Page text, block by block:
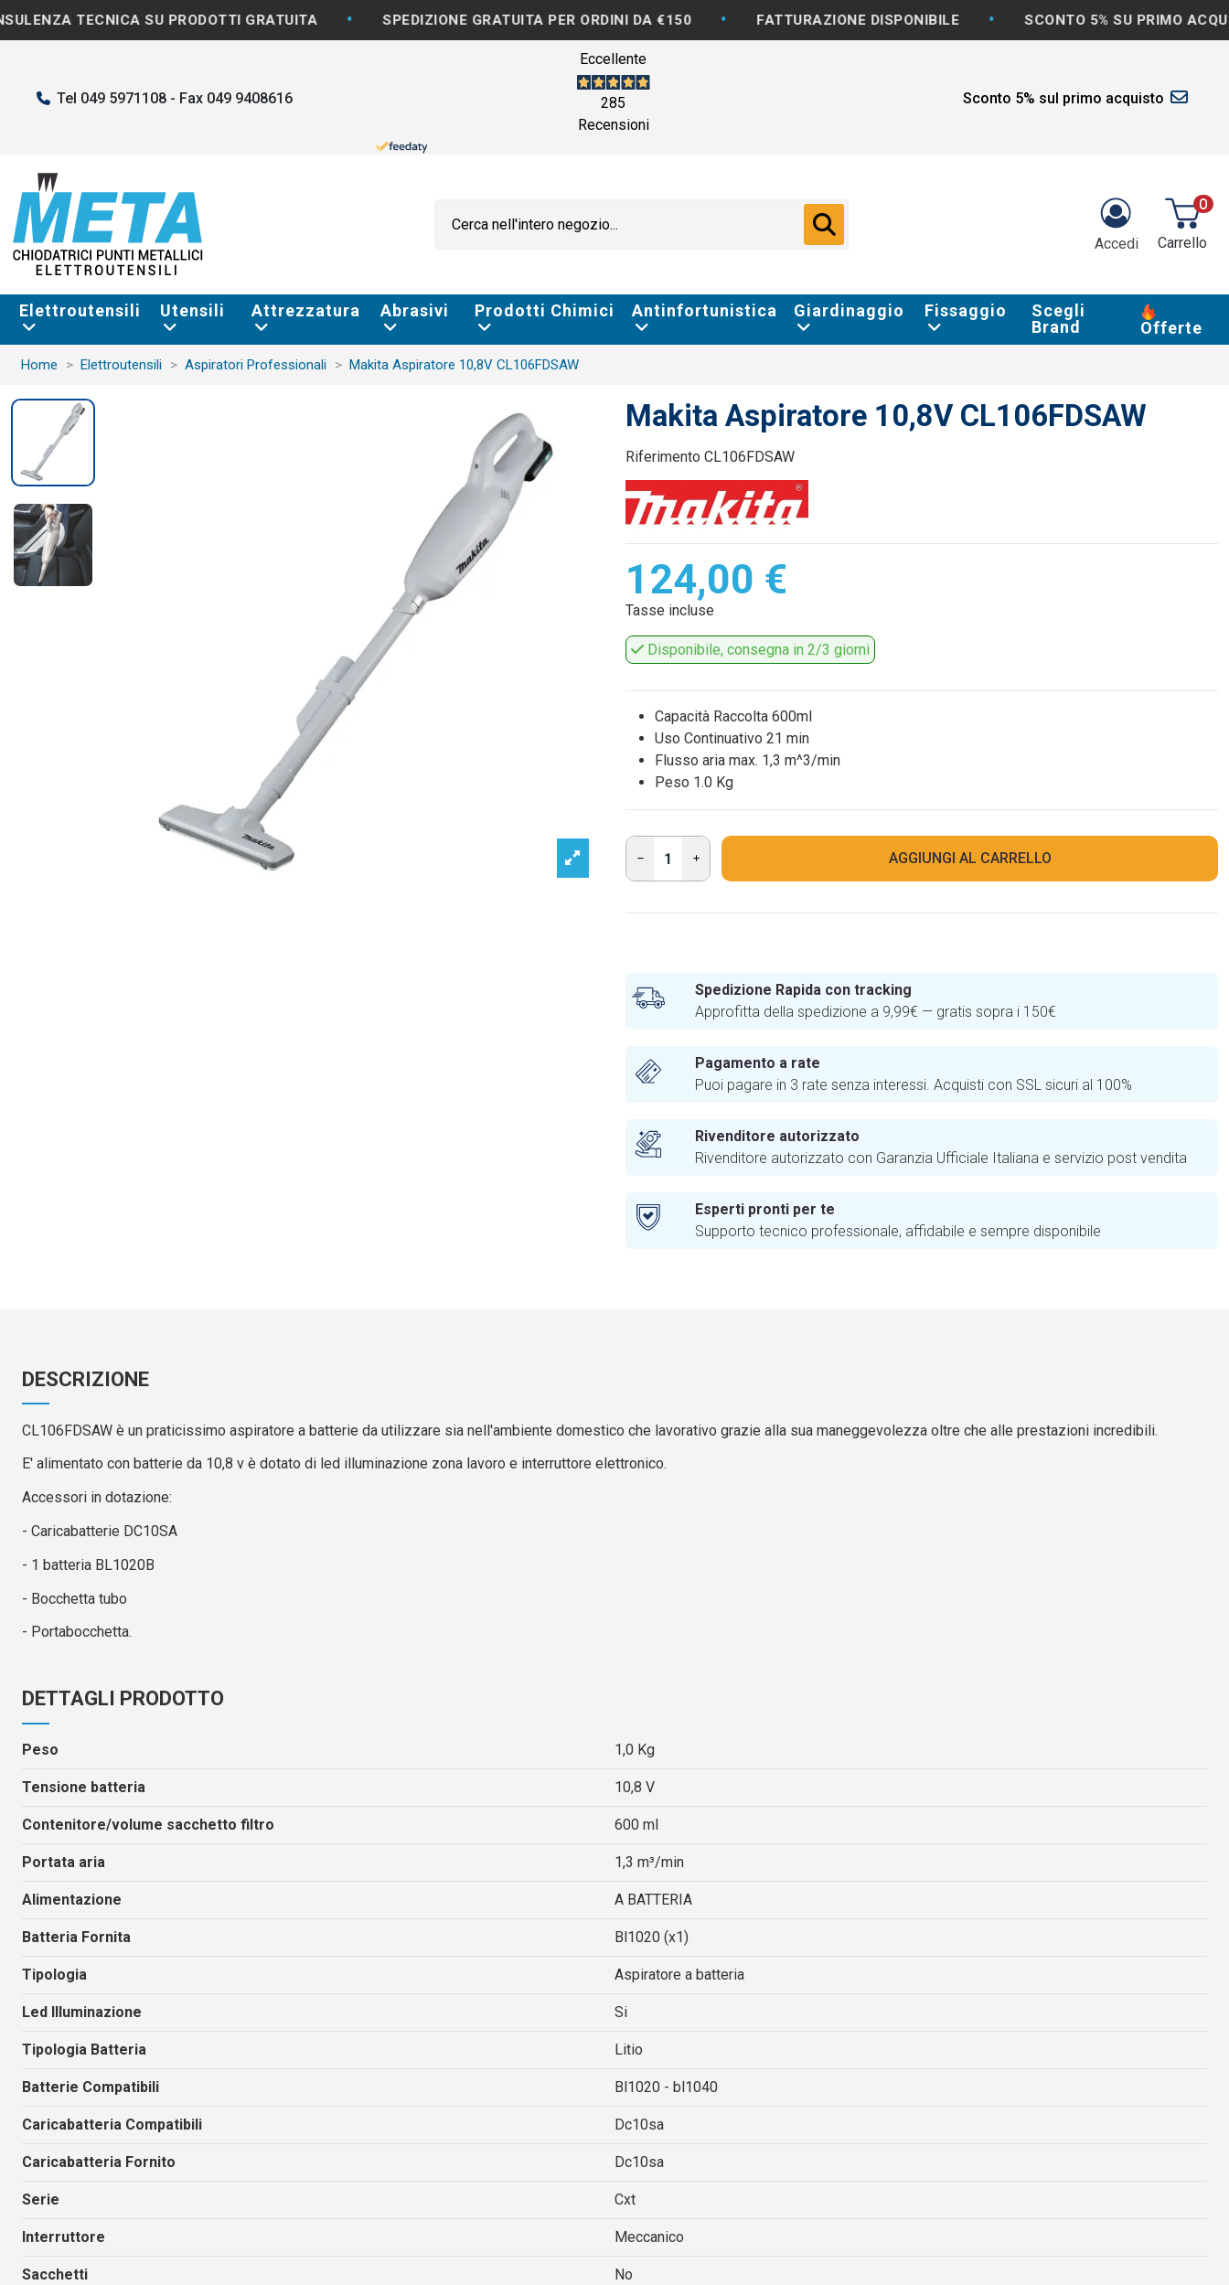
TECNICA SU PRODOTTI GRATUITA • SPEDIZIONE GRATUITA PER ORDINI DA €150 • FATTURAZIONE DISPONIBILE • SCONTO 5% SU PRIMO ACQUISTO •
Tel 049 5971108 - Fax 049 9408616
Eccellente
285
Recensioni
Sconto 5% sul primo acquisto
Accedi
0
Carrello
Elettroutensili Utensili Attrezzatura Abrasivi Prodotti Chimici Antinfortunistica Giardinaggio Fissaggio
Scegli
Brand
Offerte
Home Elettroutensili Aspiratori Professionali Makita Aspiratore 10,8V CL106FDSAW
Makita Aspiratore 10,8V CL106FDSAW
Riferimento CL106FDSAW
124,00 €
Tasse incluse
Disponibile, consegna in 2/3 giorni
Capacità Raccolta 600ml
Uso Continuativo 21 min
Flusso aria max. 1,3 m^3/min
Peso 1.0 Kg
AGGIUNGI AL CARRELLO
Spedizione Rapida con tracking
Approfitta della spedizione a 9,99€ — gratis sopra i 150€
Pagamento a rate
Puoi pagare in 3 rate senza interessi. Acquisti con SSL sicuri al 100%
Rivenditore autorizzato
Rivenditore autorizzato con Garanzia Ufficiale Italiana e servizio post vendita
Esperti pronti per te
Supporto tecnico professionale, affidabile e sempre disponibile
DESCRIZIONE
CL106FDSAW è un praticissimo aspiratore a batterie da utilizzare sia nell'ambiente domestico che lavorativo grazie alla sua maneggevolezza oltre che alle prestazioni incredibili.
E' alimentato con batterie da 10,8 v è dotato di led illuminazione zona lavoro e interruttore elettronico.
Accessori in dotazione:
- Caricabatterie DC10SA
- 1 batteria BL1020B
- Bocchetta tubo
- Portabocchetta.
DETTAGLI PRODOTTO
Peso 1,0 Kg
Tensione batteria 10,8 V
Contenitore/volume sacchetto filtro 600 ml
Portata aria 1,3 m³/min
Alimentazione A BATTERIA
Batteria Fornita Bl1020 (x1)
Tipologia Aspiratore a batteria
Led Illuminazione Si
Tipologia Batteria Litio
Batterie Compatibili Bl1020 - bl1040
Caricabatteria Compatibili Dc10sa
Caricabatteria Fornito Dc10sa
Serie Cxt
Interruttore Meccanico
Sacchetti No